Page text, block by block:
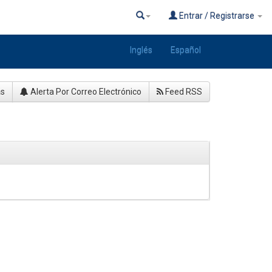
Entrar / Registrarse
Inglés Español
Alerta Por Correo Electrónico Feed RSS